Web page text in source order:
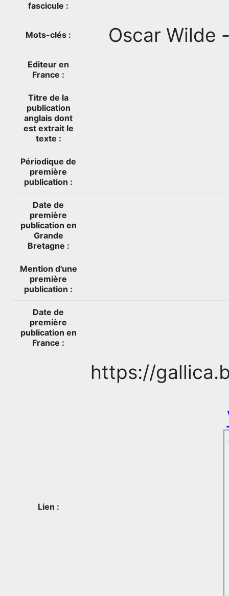
fascicule :
Mots-clés : Oscar Wilde
Editeur en
France :
Titre de la
publication
anglais dont
est extrait le
texte :
Périodique de
première
publication :
Date de
première
publication en
Grande
Bretagne :
Mention d'une
première
publication :
Date de
première
publication en
France :
Lien :
https://